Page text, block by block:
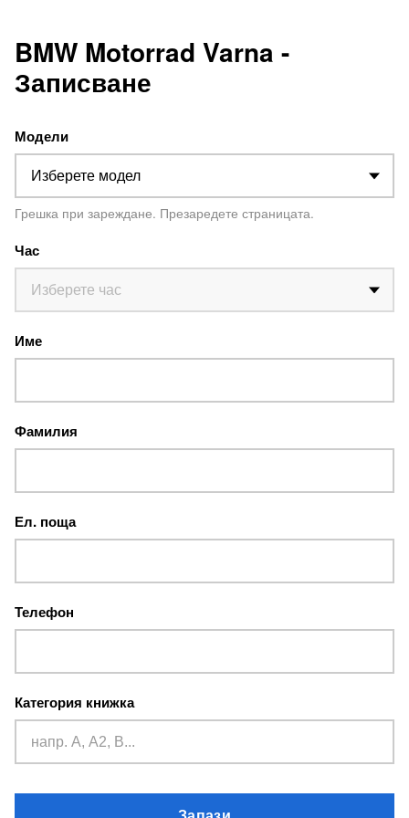
BMW Motorrad Varna -
Записване
Модели
Грешка при зареждане. Презаредете страницата.
Час
Име
Фамилия
Ел. поща
Телефон
Категория книжка